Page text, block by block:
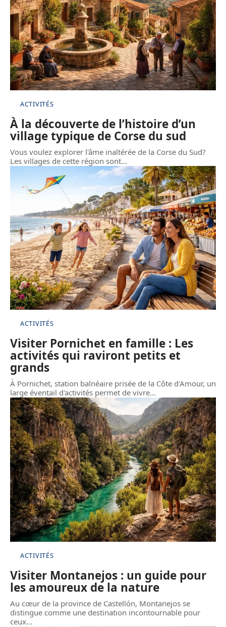
ACTIVITÉS
À la découverte de l’histoire d’un
village typique de Corse du sud
Vous voulez explorer l'âme inaltérée de la Corse du Sud?
Les villages de cette région sont…
ACTIVITÉS
Visiter Pornichet en famille : Les
activités qui raviront petits et
grands
À Pornichet, station balnéaire prisée de la Côte d'Amour, un
large éventail d'activités permet de vivre…
ACTIVITÉS
Visiter Montanejos : un guide pour
les amoureux de la nature
Au cœur de la province de Castellón, Montanejos se
distingue comme une destination incontournable pour
ceux…